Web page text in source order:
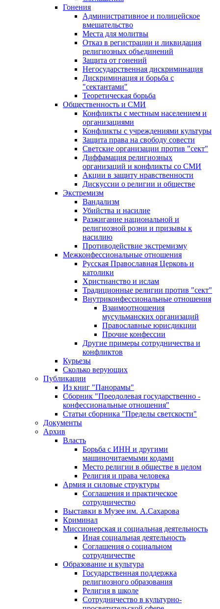
Гонения
Административное и полицейское
вмешательство
Места для молитвы
Отказ в регистрации и ликвидация
религиозных объединений
Защита от гонений
Негосударственная дискриминация
Дискриминация и борьба с
"сектантами"
Теоретическая борьба
Общественность и СМИ
Конфликты с местным населением и
организациями
Конфликты с учреждениями культуры
Защита права на свободу совести
Светские организации против "сект"
Диффамация религиозных
организаций и конфликты со СМИ
Акции в защиту нравственности
Дискуссии о религии и обществе
Экстремизм
Вандализм
Убийства и насилие
Разжигание национальной и
религиозной розни и призывы к
насилию
Противодействие экстремизму
Межконфессиональные отношения
Русская Православная Церковь и
католики
Христианство и ислам
Традиционные религии против "сект"
Внутриконфессиональные отношения
Взаимоотношения
мусульманских организаций
Православные юрисдикции
Прочие конфессии
Другие примеры сотрудничества и
конфликтов
Курьезы
Сколько верующих
Публикации
Из книг "Панорамы"
Сборник "Преодолевая государственно -
конфессиональные отношения"
Статьи сборника "Пределы светскости"
Документы
Архив
Власть
Борьба с ИНН и другими
машиночитаемыми кодами
Место религии в обществе в целом
Религия и права человека
Армия и силовые структуры
Соглашения и практическое
сотрудничество
Выставки в Музее им. А.Сахарова
Криминал
Миссионерская и социальная деятельность
Иная социальная деятельность
Соглашения о социальном
сотрудничестве
Образование и культура
Государственная поддержка
религиозного образования
Религия в школе
Сотрудничество в культурно-